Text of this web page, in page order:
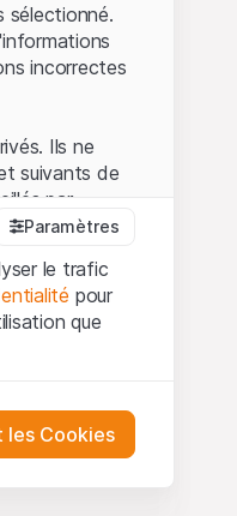
sélectionné.
incorrectes
Ils ne
suivants de
par
de la FINMA.
que vous
les
et de
Paramètres
le trafic
pour
que
Cookies